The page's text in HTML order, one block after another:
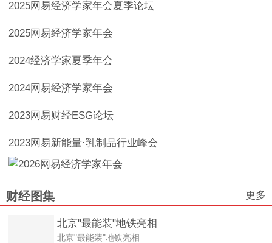
2025网易经济学家年会夏季论坛
2025网易经济学家年会
2024经济学家夏季年会
2024网易经济学家年会
2023网易财经ESG论坛
2023网易新能量·乳制品行业峰会
财经图集 更多
北京"最能装"地铁亮相
北京"最能装"地铁亮相